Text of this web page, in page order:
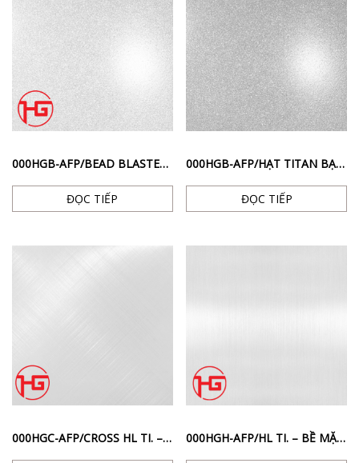
000HGB-AFP/BEAD BLASTED TI. – BỀ MẶT PHUN CÁT CHỐNG VÂN TAY MÀU BẠC
ĐỌC TIẾP
000HGB-AFP/HẠT TITAN BẠC CHỐNG VÂN TAY
ĐỌC TIẾP
000HGC-AFP/CROSS HL TI. – BỀ MẶT SỌC CHÉO CHỐNG VÂN TAY MÀU BẠC 000HGH-AFP/HL TI. – BỀ MẶT HAIRLINE CHỐNG VÂN TAY MÀU BẠC